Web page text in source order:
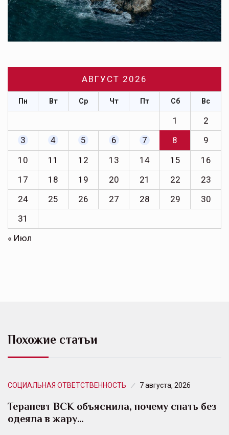
АВГУСТ 2026
Пн Вт Ср Чт Пт Сб Вс
1
2
3
4 5 6 7 8
9
10
11 12 13 14 15
16
17
18 19 20 21 22
23
24
25 26 27 28 29
30
31
« Июл
Похожие статьи
СОЦИАЛЬНАЯ ОТВЕТСТВЕННОСТЬ 7 августа, 2026
Терапевт ВСК объяснила, почему спать без
одеяла в жару…